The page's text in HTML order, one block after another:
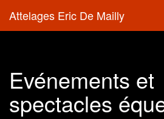
Attelages Eric De Mailly
Evénements et
spectacles